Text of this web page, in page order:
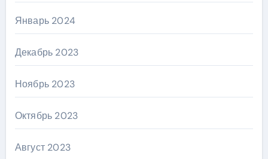
Январь 2024
Декабрь 2023
Ноябрь 2023
Октябрь 2023
Август 2023